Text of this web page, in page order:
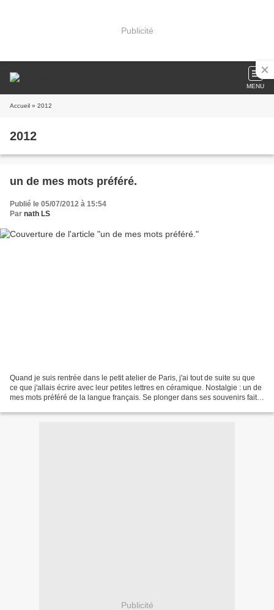
Publicité
MENU
Accueil » 2012
2012
un de mes mots préféré.
Publié le 05/07/2012 à 15:54
Par nath LS
Quand je suis rentrée dans le petit atelier de Paris, j'ai tout de suite su que
ce que j'allais écrire avec leur petites lettres en céramique. Nostalgie : un de
mes mots préféré de la langue français. Se plonger dans ses souvenirs fait
Publicité